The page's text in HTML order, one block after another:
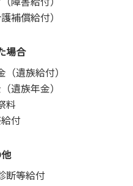
補償給付）
場合
遺族給付）
遺族年金）
料
付
断等給付